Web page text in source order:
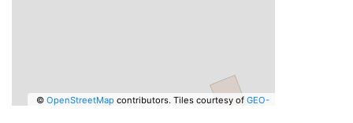
© OpenStreetMapcontributors. Tiles courtesy of GEO-